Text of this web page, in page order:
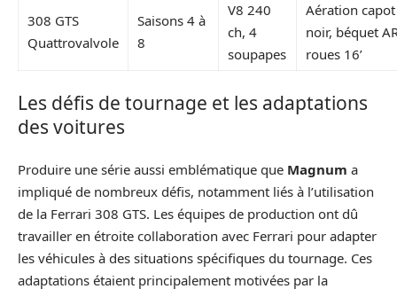
308 GTS
Quattrovalvole
Saisons 4 à
8
V8 240
ch, 4
soupapes
Aération capot
noir, béquet
roues 16’
Les défis de tournage et les adaptations
des voitures
Produire une série aussi emblématique que Magnum a
impliqué de nombreux défis, notamment liés à l’utilisation
de la Ferrari 308 GTS. Les équipes de production ont dû
travailler en étroite collaboration avec Ferrari pour adapter
les véhicules à des situations spécifiques du tournage. Ces
adaptations étaient principalement motivées par la